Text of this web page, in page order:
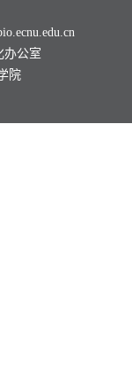
办公室
院